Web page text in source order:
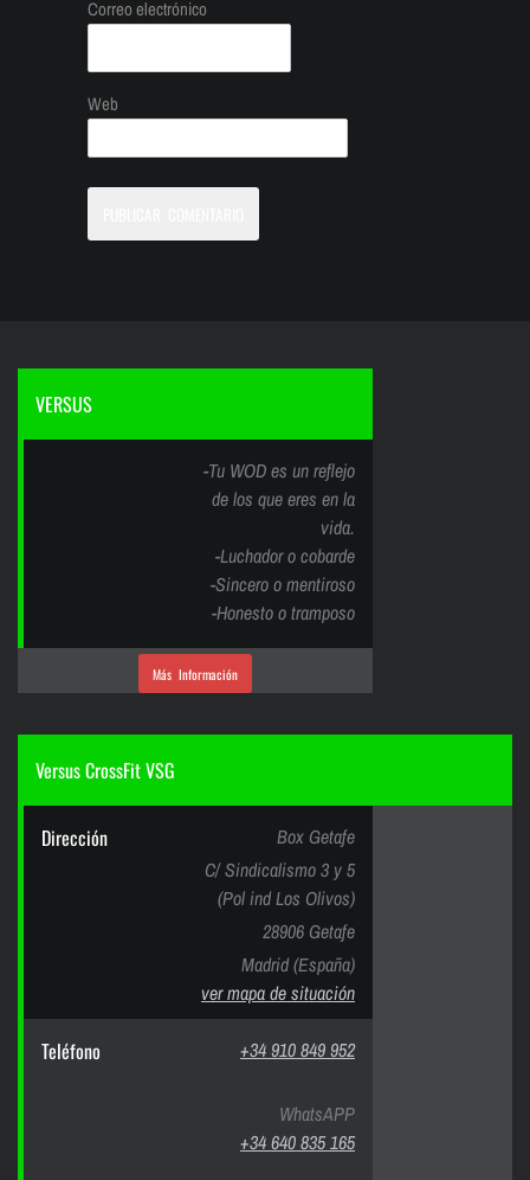
Correo electrónico
Web
VERSUS
-Tu WOD es un reflejo
de los que eres en la
vida.
-Luchador o cobarde
-Sincero o mentiroso
-Honesto o tramposo
Más Información
Versus CrossFit VSG
Dirección
Box Getafe
C/ Sindicalismo 3 y 5
(Pol ind Los Olivos)
28906 Getafe
Madrid (España)
ver mapa de situación
Teléfono +34 910 849 952
WhatsAPP
+34 640 835 165